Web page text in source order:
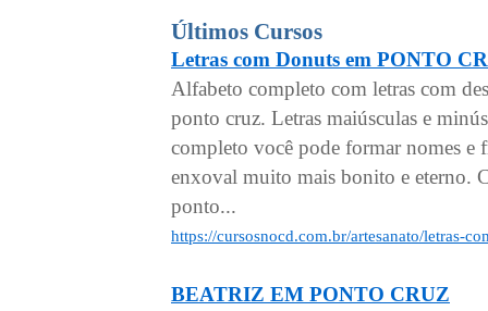
Últimos Cursos
Letras com Donuts em PONTO
Alfabeto completo com letras com
ponto cruz. Letras maiúsculas e
completo você pode formar nomes e
enxoval muito mais bonito e eterno.
ponto...
https://cursosnocd.com.br/artesanato/letras-
BEATRIZ EM PONTO CRUZ